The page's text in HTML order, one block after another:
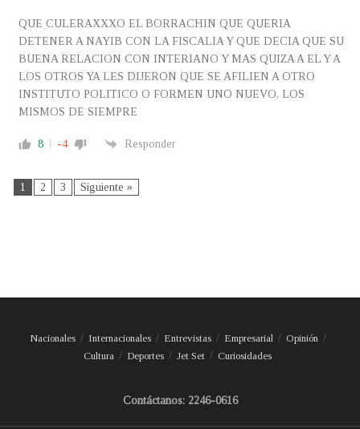
QUE CULERAXXXO EL BORRACHIN QUE QUERIA
DETENER A NAYIB CON LA FISCALIA Y QUE DECIA QUE SU
BUENA RELACION CON INTERIANO Y MAS QUIZA A EL Y A
LOS OTROS YA LES DIJERON QUE SE AFILIEN A OTRO
INSTITUTO POLITICO O FORMEN UNO NUEVO, LOS
MISMOS DE SIEMPRE
8 -4 Responder
1 2 3 Siguiente »
Nacionales Internacionales Entrevistas Empresarial
Opinión
Cultura
Deportes Jet Set Curiosidades
Contáctanos: 2246-0616